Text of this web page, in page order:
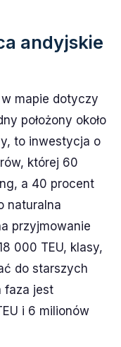
andyjskie
mapie dotyczy
położony około
to inwestycja o
której 60
a 40 procent
naturalna
przyjmowanie
000 TEU, klasy,
do starszych
faza jest
i 6 milionów